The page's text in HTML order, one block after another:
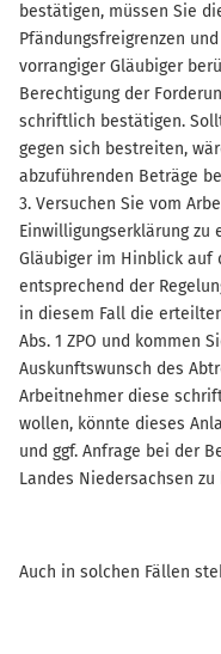
bestätigen, müssen Sie
Pfändungsfreigrenzen
vorrangiger Gläubiger
Berechtigung der
schriftlich bestätigen.
gegen sich bestreiten,
abzuführenden Beträge
3. Versuchen Sie vom
Einwilligungserklärung
Gläubiger im Hinblick auf
entsprechend der
in diesem Fall die
Abs. 1 ZPO und kommen
Auskunftswunsch des
Arbeitnehmer diese
wollen, könnte dieses
und ggf. Anfrage bei der
Landes Niedersachsen zu
Auch in solchen Fällen